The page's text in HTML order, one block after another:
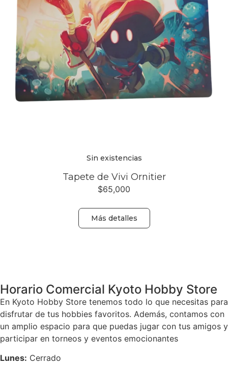
Sin existencias
Tapete de Vivi Ornitier
$65,000
Más detalles
Horario Comercial Kyoto Hobby Store
En Kyoto Hobby Store tenemos todo lo que necesitas para
disfrutar de tus hobbies favoritos. Además, contamos con
un amplio espacio para que puedas jugar con tus amigos y
participar en torneos y eventos emocionantes
Lunes: Cerrado